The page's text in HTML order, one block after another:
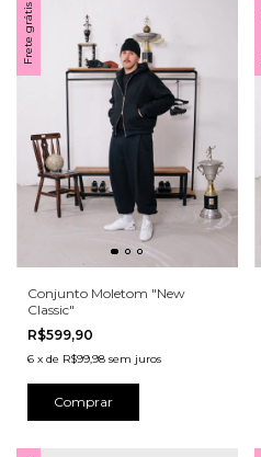
Frete grátis
Conjunto Moletom "New
Classic"
R$599,90
6 x de R$99,98 sem juros
Comprar